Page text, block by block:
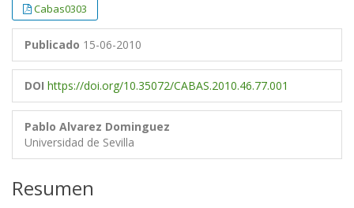
Cabas0303
Publicado 15-06-2010
DOI https://doi.org/10.35072/CABAS.2010.46.77.001
Pablo Alvarez Dominguez
Universidad de Sevilla
Resumen